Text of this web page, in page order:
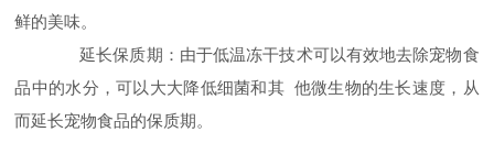
鲜的美味。
延长保质期：由于低温冻干技术可以有效地去除宠物食
品中的水分，可以大大降低细菌和其 他微生物的生长速度，从
而延长宠物食品的保质期。